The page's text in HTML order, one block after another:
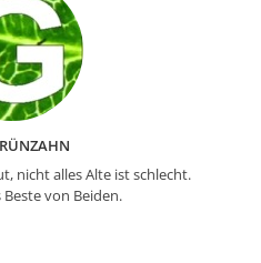
nicht alles Alte ist schlecht.
von Beiden.